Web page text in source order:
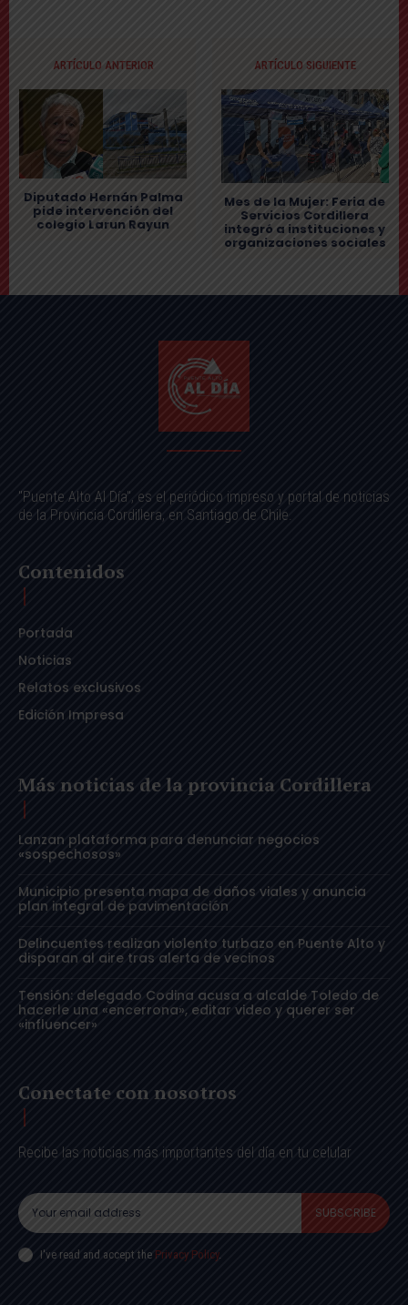
ARTÍCULO ANTERIOR
Diputado Hernán Palma
pide intervención del
colegio Larun Rayun
ARTÍCULO SIGUIENTE
Mes de la Mujer: Feria de
Servicios Cordillera
integró a instituciones y
organizaciones sociales
"Puente Alto Al Día", es el periódico impreso y portal de noticias
de la Provincia Cordillera, en Santiago de Chile.
Contenidos
Portada
Noticias
Relatos exclusivos
Edición Impresa
Más noticias de la provincia Cordillera
Lanzan plataforma para denunciar negocios
«sospechosos»
Municipio presenta mapa de daños viales y anuncia
plan integral de pavimentación
Delincuentes realizan violento turbazo en Puente Alto y
disparan al aire tras alerta de vecinos
Tensión: delegado Codina acusa a alcalde Toledo de
hacerle una «encerrona», editar video y querer ser
«influencer»
Conectate con nosotros
Recibe las noticias más importantes del día en tu celular
SUBSCRIBE
I've read and accept the Privacy Policy.